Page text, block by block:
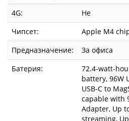
4G:
Не
Чипсет:
Apple M4
Предназначение:
За офиса
Батерия:
72.4-watt-
battery, 96W
USB-C to
capable with
Adapter, Up
streaming,